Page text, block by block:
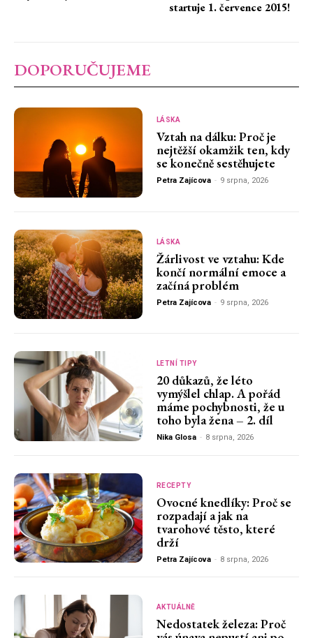
startuje 1. července 2015!
DOPORUČUJEME
LÁSKA
Vztah na dálku: Proč je
nejtěžší okamžik ten, kdy
se konečně sestěhujete
Petra Zajícova - 9 srpna, 2026
LÁSKA
Žárlivost ve vztahu: Kde
končí normální emoce a
začíná problém
Petra Zajícova - 9 srpna, 2026
LETNÍ TIPY
20 důkazů, že léto
vymýšlel chlap. A pořád
máme pochybnosti, že u
toho byla žena – 2. díl
Nika Glosa - 8 srpna, 2026
RECEPTY
Ovocné knedlíky: Proč se
rozpadají a jak na
tvarohové těsto, které
drží
Petra Zajícova - 8 srpna, 2026
AKTUÁLNĚ
Nedostatek železa: Proč